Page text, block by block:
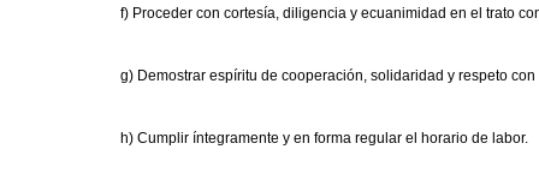
f) Proceder con cortesía, diligencia y ecuanimidad en el trato
g) Demostrar espíritu de cooperación, solidaridad y respeto
h) Cumplir íntegramente y en forma regular el horario de labor.